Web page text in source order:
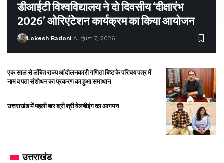
डीआईटी विश्वविद्यालय ने दो दिवसीय ‘दीक्षारंभ
2026’ ओरिएंटेशन कार्यक्रम का किया आयोजन
Lokesh Badoni August 7, 2026
एक साल से लंबित राज्य आंदोलनकारी गणिता बिष्ट के परिचय पत्र में
नाम व पता संशोधन का प्रकरण का हुआ समाधान
उत्तराखंड में पहली बार श्री श्री वेलबीइंग का आगमन
उत्तराखंड